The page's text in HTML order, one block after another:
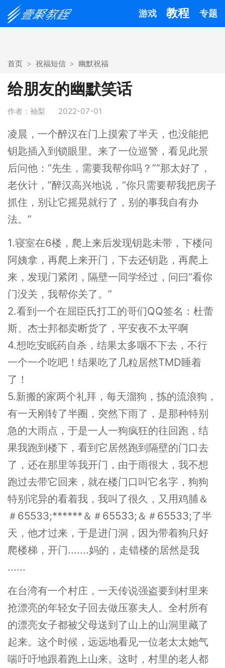
游戏 教程 专题
首页 祝福短信 幽默祝福
给朋友的幽默笑话
作者：袖梨 2022-07-01
凌晨，一个醉汉在门上摸索了半天，也没能把
钥匙插入到锁眼里。来了一位巡警，看见此景
后问他：“先生，需要我帮你吗？”“那太好了，
老伙计，”醉汉高兴地说，“你只需要帮我把房子
抓住，别让它摇晃就行了，别的事我自有办
法。”
1.寝室在6楼，爬上来后发现钥匙未带，下楼问
阿姨拿，再爬上来开门，下去还钥匙，再爬上
来，发现门紧闭，隔壁一同学经过，问曰“看你
门没关，我帮你关了。”
2.看到一个在屈臣氏打工的哥们QQ签名：杜蕾
斯、杰士邦都卖断货了，平安夜不太平啊
4.想吃安眠药自杀，结果太多咽不下去，不行
一个一个吃吧！结果吃了几粒居然TMD睡着
了！
5.新搬的家两个礼拜，每天溜狗，拣的流浪狗，
有一天刚转了半圈，突然下雨了，是那种特别
急的大雨点，于是一人一狗疯狂的往回跑，结
果我跑到楼下，看到它居然跑到隔壁的门口去
了，还在那里等我开门，由于雨很大，我不想
跑过去带它回来，就在楼门口叫它名字，狗狗
特别诧异的看着我，我叫了很久，又用鸡脯＆
＃65533;******＆＃65533;＆＃65533;了半
天，他才过来，于是进门洞，因为带着狗只好
爬楼梯，开门.......妈的，走错楼的居然是我
......
在台湾有一个村庄，一天传说强盗要到村里来
抢漂亮的年轻女子回去做压寨夫人。全村所有
的漂亮女子都被父母送到了山上的山洞里藏了
起来。这个时候，远远地看见一位老太太她气
喘吁吁地跟着跑上山来。这时，村里的老人都